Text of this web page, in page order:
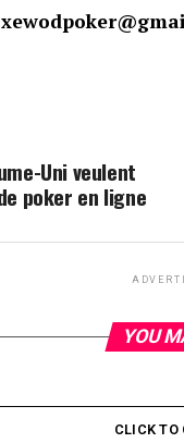
Uni veulent
poker en ligne
YOU
CLICK TO